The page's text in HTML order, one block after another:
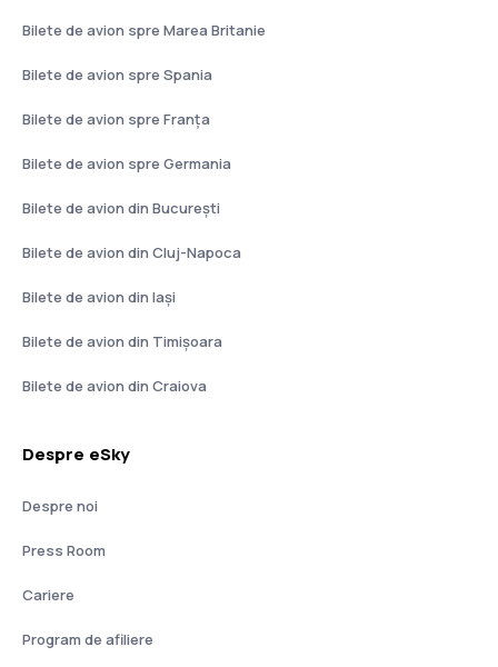
Bilete de avion spre Marea Britanie
Bilete de avion spre Spania
Bilete de avion spre Franţa
Bilete de avion spre Germania
Bilete de avion din București
Bilete de avion din Cluj-Napoca
Bilete de avion din Iași
Bilete de avion din Timișoara
Bilete de avion din Craiova
Despre eSky
Despre noi
Press Room
Cariere
Program de afiliere